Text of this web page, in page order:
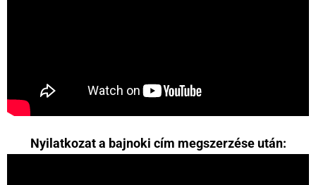
Nyilatkozat a bajnoki cím megszerzése után: